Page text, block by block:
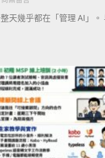
天幾乎都在「管理 AI」。